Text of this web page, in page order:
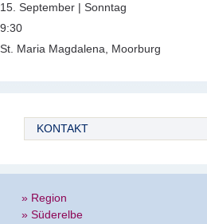
15. September | Sonntag
9:30
St. Maria Magdalena, Moorburg
KONTAKT
» Region
» Süderelbe